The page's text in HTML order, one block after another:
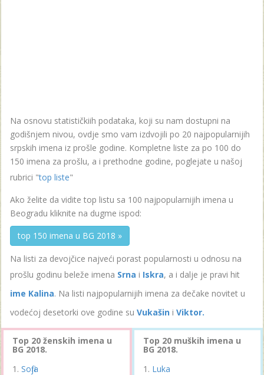
Na osnovu statističkiih podataka, koji su nam dostupni na
godišnjem nivou, ovdje smo vam izdvojili po 20 najpopularnijih
srpskih imena iz prošle godine. Kompletne liste za po 100 do
150 imena za prošlu, a i prethodne godine, poglejate u našoj
rubrici "top liste"
Ako želite da vidite top listu sa 100 najpopularnijih imena u
Beogradu kliknite na dugme ispod:
top 150 imena u BG 2018 »
Na listi za devojčice najveći porast popularnosti u odnosu na
prošlu godinu beleže imena Srna i Iskra, a i dalje je pravi hit
ime Kalina. Na listi najpopularnijih imena za dečake novitet u
vodećoj desetorki ove godine su Vukašin i Viktor.
Top 20 ženskih imena u
BG 2018.
Sofija
Top 20 muških imena u
BG 2018.
Luka